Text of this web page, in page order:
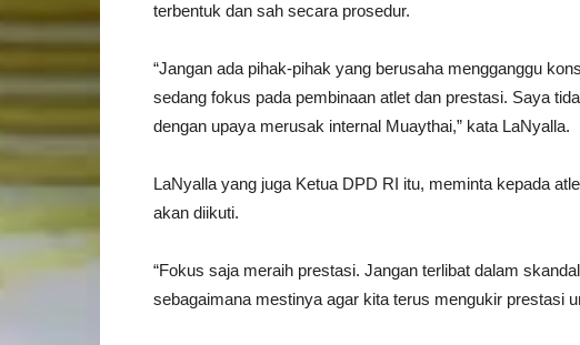
terbentuk dan sah secara prosedur.
“Jangan ada pihak-pihak yang berusaha mengganggu
sedang fokus pada pembinaan atlet dan prestasi. Saya
dengan upaya merusak internal Muaythai,” kata LaNyalla.
LaNyalla yang juga Ketua DPD RI itu, meminta kepada
akan diikuti.
“Fokus saja meraih prestasi. Jangan terlibat dalam
sebagaimana mestinya agar kita terus mengukir prestasi